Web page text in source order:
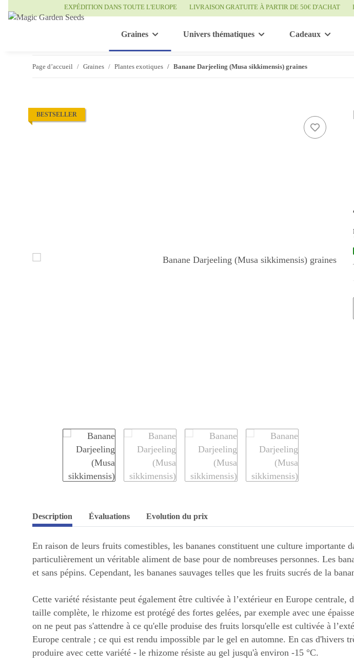
EXPÉDITION DANS TOUTE L'EUROPE LIVRAISON GRATUITE À PARTIR DE 50€ D'ACHAT
Graines Univers thématiques Cadeaux
Page d’accueil Graines Plantes exotiques Banane Darjeeling (Musa sikkimensis) graines
BESTSELLER
Description Évaluations Evolution du prix
En raison de leurs fruits comestibles, les bananes constituent une culture
particulièrement un véritable aliment de base pour de nombreuses personnes. Les
et sans pépins. Cependant, les bananes sauvages telles que les fruits sucrés de la
Cette variété résistante peut également être cultivée à l’extérieur en Europe
taille complète, le rhizome est protégé des fortes gelées, par exemple avec une
on ne peut pas s'attendre à ce qu'elle produise des fruits lorsqu'elle est cultivée à
Europe centrale ; ce qui est rendu impossible par le gel en automne. En cas d'hivers
produire avec cette variété - le rhizome résiste au gel jusqu'à environ -15 °C.